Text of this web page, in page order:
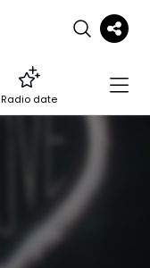
Radio date